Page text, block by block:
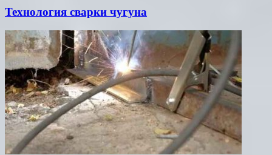
Технология сварки чугуна